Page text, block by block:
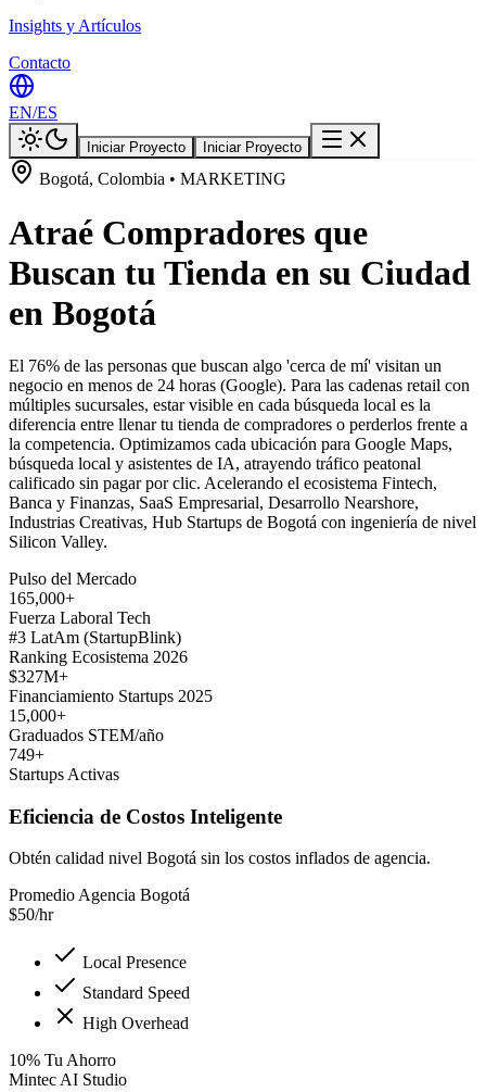
Insights y Artículos
Contacto
EN/ES
Iniciar Proyecto Iniciar Proyecto
Bogotá, Colombia • MARKETING
Atraé Compradores que
Buscan tu Tienda en su Ciudad
en Bogotá
El 76% de las personas que buscan algo 'cerca de mí' visitan un
negocio en menos de 24 horas (Google). Para las cadenas retail con
múltiples sucursales, estar visible en cada búsqueda local es la
diferencia entre llenar tu tienda de compradores o perderlos frente a
la competencia. Optimizamos cada ubicación para Google Maps,
búsqueda local y asistentes de IA, atrayendo tráfico peatonal
calificado sin pagar por clic. Acelerando el ecosistema Fintech,
Banca y Finanzas, SaaS Empresarial, Desarrollo Nearshore,
Industrias Creativas, Hub Startups de Bogotá con ingeniería de nivel
Silicon Valley.
Pulso del Mercado
165,000+
Fuerza Laboral Tech
#3 LatAm (StartupBlink)
Ranking Ecosistema 2026
$327M+
Financiamiento Startups 2025
15,000+
Graduados STEM/año
749+
Startups Activas
Eficiencia de Costos Inteligente
Obtén calidad nivel Bogotá sin los costos inflados de agencia.
Promedio Agencia Bogotá
$50/hr
Local Presence
Standard Speed
High Overhead
10% Tu Ahorro
Mintec AI Studio